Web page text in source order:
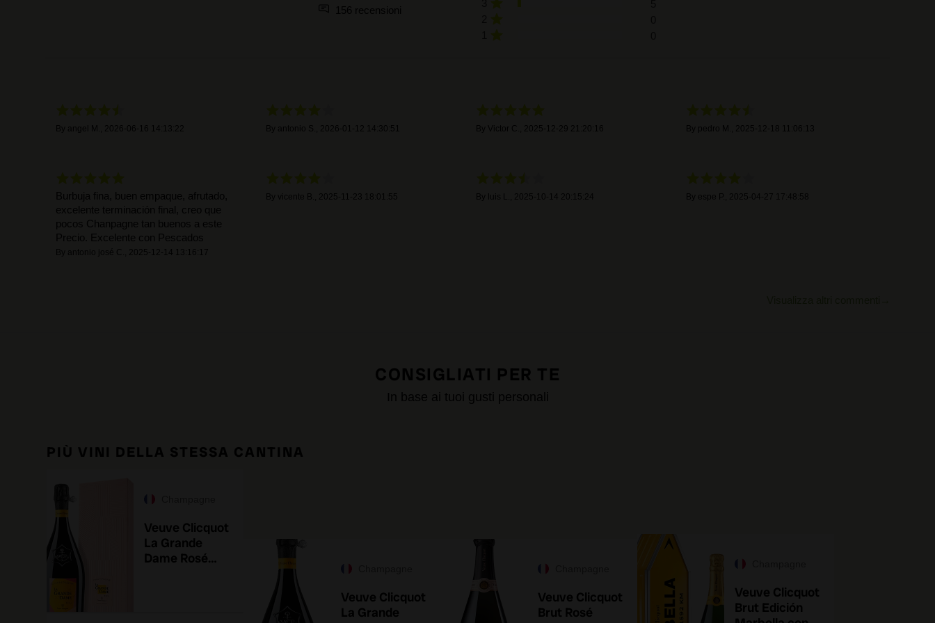
156 recensioni
angel M. 2026-06-16 14:13:22 antonio S. 2026-01-12 14:30:51 Victor C. 2025-12-29 21:20:16 pedro M. 2025-12-18 11:06:13
Burbuja fina, buen empaque, afrutado,
excelente terminación final, creo que
pocos Chanpagne tan buenos a este
Precio. Excelente con Pescados
antonio josé C. 2025-12-14 13:16:17
vicente B. 2025-11-23 18:01:55 2025-10-14 20:15:24 espe P. 2025-04-27 17:48:58
CONSIGLIATI PER TE
In base ai tuoi gusti personali
PIÙ VINI DELLA STESSA CANTINA
Veuve Clicquot
La Grande
Dame Rosé
Veuve Clicquot
La Grande
Veuve Clicquot
Brut Rosé
Veuve Clicquot
Brut Edición